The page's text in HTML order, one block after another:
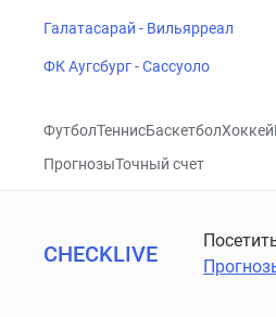
Галатасарай - Вильярреал
ФК Аугсбург - Сассуоло
ФутболТеннисБаскетболХоккей
ПрогнозыТочный счет
CHECKLIVE